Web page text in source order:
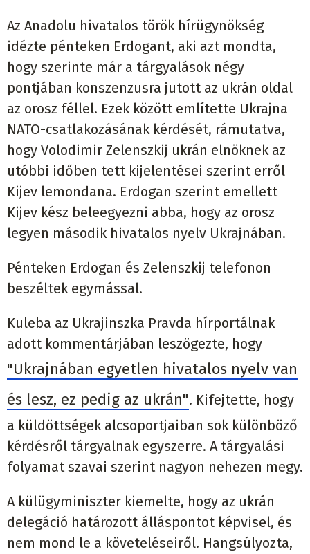
Az Anadolu hivatalos török hírügynökség
idézte pénteken Erdogant, aki azt mondta,
hogy szerinte már a tárgyalások négy
pontjában konszenzusra jutott az ukrán oldal
az orosz féllel. Ezek között említette Ukrajna
NATO-csatlakozásának kérdését, rámutatva,
hogy Volodimir Zelenszkij ukrán elnöknek az
utóbbi időben tett kijelentései szerint erről
Kijev lemondana. Erdogan szerint emellett
Kijev kész beleegyezni abba, hogy az orosz
legyen második hivatalos nyelv Ukrajnában.
Pénteken Erdogan és Zelenszkij telefonon
beszéltek egymással.
Kuleba az Ukrajinszka Pravda hírportálnak
adott kommentárjában leszögezte, hogy
"Ukrajnában egyetlen hivatalos nyelv van
és lesz, ez pedig az ukrán". Kifejtette, hogy
a küldöttségek alcsoportjaiban sok különböző
kérdésről tárgyalnak egyszerre. A tárgyalási
folyamat szavai szerint nagyon nehezen megy.
A külügyminiszter kiemelte, hogy az ukrán
delegáció határozott álláspontot képvisel, és
nem mond le a követeléseiről. Hangsúlyozta,